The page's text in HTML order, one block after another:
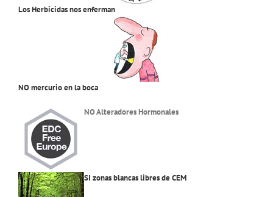
Los Herbicidas nos enferman
NO mercurio en la boca
NO Alteradores Hormonales
SI zonas blancas libres de CEM